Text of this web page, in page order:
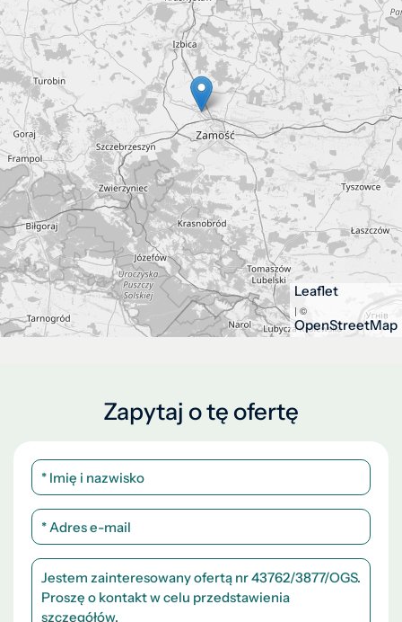
Leaflet
| ©
OpenStreetMap
Zapytaj o tę ofertę